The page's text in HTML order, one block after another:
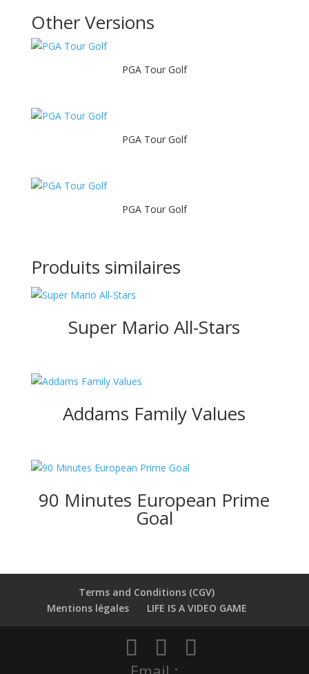
Other Versions
PGA Tour Golf
PGA Tour Golf
PGA Tour Golf
Produits similaires
Super Mario All-Stars
Addams Family Values
90 Minutes European Prime
Goal
Terms and Conditions (CGV)
Mentions légales
LIFE IS A VIDEO GAME